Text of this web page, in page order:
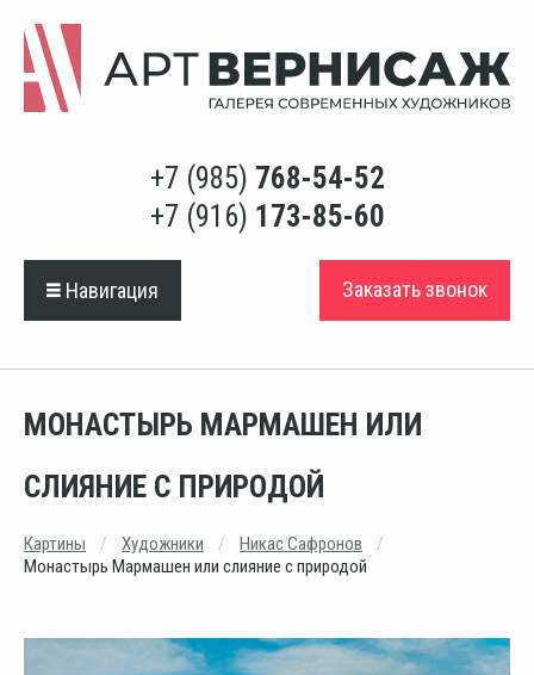
+7 (985) 768-54-52
+7 (916) 173-85-60
Навигация Заказать звонок
МОНАСТЫРЬ МАРМАШЕН ИЛИ
СЛИЯНИЕ С ПРИРОДОЙ
Картины Художники
Никас Сафронов
Монастырь Мармашен или слияние с природой